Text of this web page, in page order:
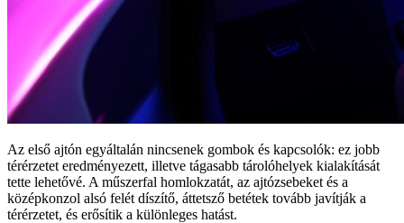
Az első ajtón egyáltalán nincsenek gombok és kapcsolók: ez jobb
térérzetet eredményezett, illetve tágasabb tárolóhelyek kialakítását
tette lehetővé. A műszerfal homlokzatát, az ajtózsebeket és a
középkonzol alsó felét díszítő, áttetsző betétek tovább javítják a
térérzetet, és erősítik a különleges hatást.